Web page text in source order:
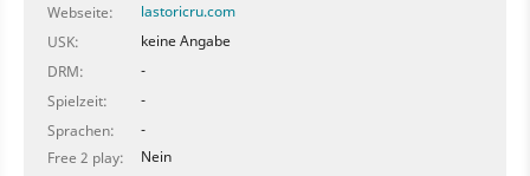
Webseite:
lastoricru.com
USK:
keine Angabe
DRM:
-
Spielzeit:
-
Sprachen:
-
Free 2 play:
Nein